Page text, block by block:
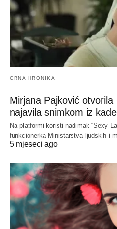
CRNA HRONIKA
Mirjana Pajković
najavila snimkom iz kade
Na platformi koristi nadimak “Sexy
funkcionerka Ministarstva ljudskih i
5 mjeseci ago